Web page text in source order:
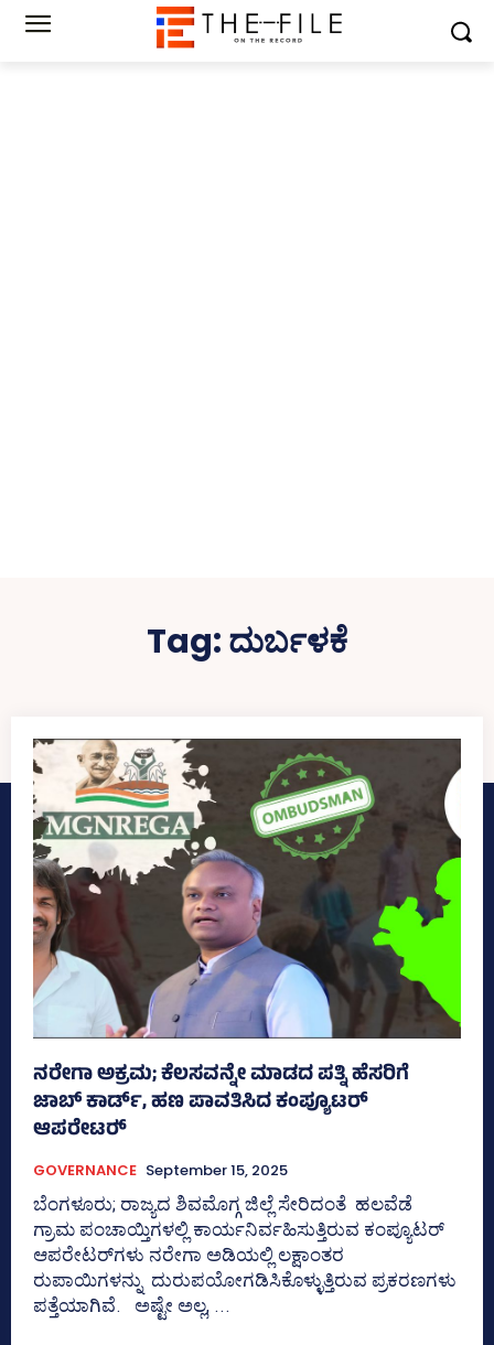
Tag:ದುರ್ಬಳಕೆ
ನರೇಗಾ ಅಕ್ರಮ; ಕೆಲಸವನ್ನೇ ಮಾಡದ ಪತ್ನಿ ಹೆಸರಿಗೆ
ಜಾಬ್‌ ಕಾರ್ಡ್‌, ಹಣ ಪಾವತಿಸಿದ ಕಂಪ್ಯೂಟರ್
ಆಪರೇಟರ್‍‌
GOVERNANCE September 15, 2025
ಬೆಂಗಳೂರು; ರಾಜ್ಯದ ಶಿವಮೊಗ್ಗ ಜಿಲ್ಲೆ ಸೇರಿದಂತೆ ಹಲವೆಡೆ
ಗ್ರಾಮ ಪಂಚಾಯ್ತಿಗಳಲ್ಲಿ ಕಾರ್ಯನಿರ್ವಹಿಸುತ್ತಿರುವ ಕಂಪ್ಯೂಟರ್‍‌
ಆಪರೇಟರ್‍‌ಗಳು ನರೇಗಾ ಅಡಿಯಲ್ಲಿ ಲಕ್ಷಾಂತರ
ರುಪಾಯಿಗಳನ್ನು ದುರುಪಯೋಗಡಿಸಿಕೊಳ್ಳುತ್ತಿರುವ ಪ್ರಕರಣಗಳು
ಪತ್ತೆಯಾಗಿವೆ. ಅಷ್ಟೇ ಅಲ್ಲ, ...